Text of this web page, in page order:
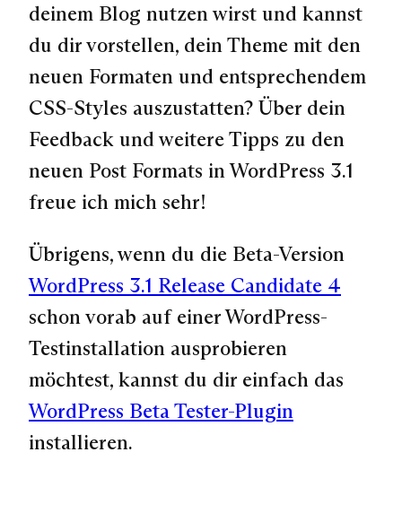
deinem Blog nutzen wirst und kannst
du dir vorstellen, dein Theme mit den
neuen Formaten und entsprechendem
CSS-Styles auszustatten? Über dein
Feedback und weitere Tipps zu den
neuen Post Formats in WordPress 3.1
freue ich mich sehr!
Übrigens, wenn du die Beta-Version
WordPress 3.1 Release Candidate 4
schon vorab auf einer WordPress-
Testinstallation ausprobieren
möchtest, kannst du dir einfach das
WordPress Beta Tester-Plugin
installieren.